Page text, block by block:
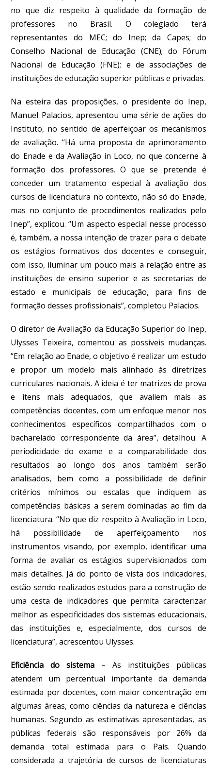
no que diz respeito à qualidade da formação de
professores no Brasil. O colegiado terá
representantes do MEC; do Inep; da Capes; do
Conselho Nacional de Educação (CNE); do Fórum
Nacional de Educação (FNE); e de associações de
instituições de educação superior públicas e privadas.
Na esteira das proposições, o presidente do Inep,
Manuel Palacios, apresentou uma série de ações do
Instituto, no sentido de aperfeiçoar os mecanismos
de avaliação. “Há uma proposta de aprimoramento
do Enade e da Avaliação in Loco, no que concerne à
formação dos professores. O que se pretende é
conceder um tratamento especial à avaliação dos
cursos de licenciatura no contexto, não só do Enade,
mas no conjunto de procedimentos realizados pelo
Inep”, explicou. “Um aspecto especial nesse processo
é, também, a nossa intenção de trazer para o debate
os estágios formativos dos docentes e conseguir,
com isso, iluminar um pouco mais a relação entre as
instituições de ensino superior e as secretarias de
estado e municipais de educação, para fins de
formação desses profissionais”, completou Palacios.
O diretor de Avaliação da Educação Superior do Inep,
Ulysses Teixeira, comentou as possíveis mudanças.
“Em relação ao Enade, o objetivo é realizar um estudo
e propor um modelo mais alinhado às diretrizes
curriculares nacionais. A ideia é ter matrizes de prova
e itens mais adequados, que avaliem mais as
competências docentes, com um enfoque menor nos
conhecimentos específicos compartilhados com o
bacharelado correspondente da área”, detalhou. A
periodicidade do exame e a comparabilidade dos
resultados ao longo dos anos também serão
analisados, bem como a possibilidade de definir
critérios mínimos ou escalas que indiquem as
competências básicas a serem dominadas ao fim da
licenciatura. “No que diz respeito à Avaliação in Loco,
há possibilidade de aperfeiçoamento nos
instrumentos visando, por exemplo, identificar uma
forma de avaliar os estágios supervisionados com
mais detalhes. Já do ponto de vista dos indicadores,
estão sendo realizados estudos para a construção de
uma cesta de indicadores que permita caracterizar
melhor as especificidades dos sistemas educacionais,
das instituições e, especialmente, dos cursos de
licenciatura”, acrescentou Ulysses.
Eficiência do sistema – As instituições públicas
atendem um percentual importante da demanda
estimada por docentes, com maior concentração em
algumas áreas, como ciências da natureza e ciências
humanas. Segundo as estimativas apresentadas, as
públicas federais são responsáveis por 26% da
demanda total estimada para o País. Quando
considerada a trajetória de cursos de licenciaturas